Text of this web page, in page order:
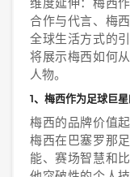
合作与代言、梅
全球生活方式的
将展示梅西如何
人物。
1、梅西作为足球巨
梅西的品牌价值
梅西在巴塞罗那
能、赛场智慧和